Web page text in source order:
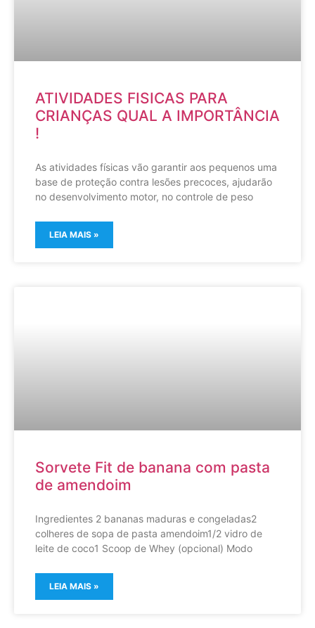
ATIVIDADES FISICAS PARA
CRIANÇAS QUAL A IMPORTÂNCIA
!
As atividades físicas vão garantir aos pequenos uma
base de proteção contra lesões precoces, ajudarão
no desenvolvimento motor, no controle de peso
LEIA MAIS »
Sorvete Fit de banana com pasta
de amendoim
Ingredientes 2 bananas maduras e congeladas2
colheres de sopa de pasta amendoim1/2 vidro de
leite de coco1 Scoop de Whey (opcional) Modo
LEIA MAIS »